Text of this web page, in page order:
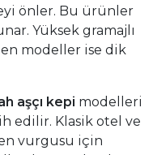
önler. Bu ürünler
Yüksek gramajlı
modeller ise dik
aşçı kepi modelleri
edilir. Klasik otel ve
vurgusu için